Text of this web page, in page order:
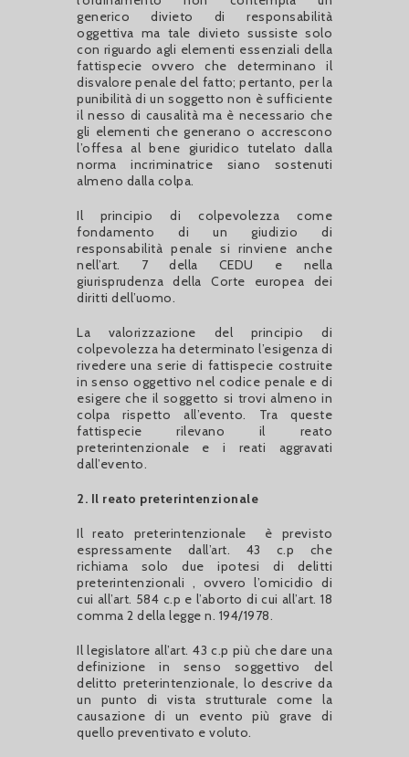
generico divieto di responsabilità
oggettiva ma tale divieto sussiste solo
con riguardo agli elementi essenziali della
fattispecie ovvero che determinano il
disvalore penale del fatto; pertanto, per la
punibilità di un soggetto non è sufficiente
il nesso di causalità ma è necessario che
gli elementi che generano o accrescono
l’offesa al bene giuridico tutelato dalla
norma incriminatrice siano sostenuti
almeno dalla colpa.
Il principio di colpevolezza come
fondamento di un giudizio di
responsabilità penale si rinviene anche
nell’art. 7 della CEDU e nella
giurisprudenza della Corte europea dei
diritti dell’uomo.
La valorizzazione del principio di
colpevolezza ha determinato l’esigenza di
rivedere una serie di fattispecie costruite
in senso oggettivo nel codice penale e di
esigere che il soggetto si trovi almeno in
colpa rispetto all’evento. Tra queste
fattispecie rilevano il reato
preterintenzionale e i reati aggravati
dall’evento.
2. Il reato preterintenzionale
Il reato preterintenzionale è previsto
espressamente dall’art. 43 c.p che
richiama solo due ipotesi di delitti
preterintenzionali , ovvero l’omicidio di
cui all’art. 584 c.p e l’aborto di cui all’art. 18
comma 2 della legge n. 194/1978.
Il legislatore all’art. 43 c.p più che dare una
definizione in senso soggettivo del
delitto preterintenzionale, lo descrive da
un punto di vista strutturale come la
causazione di un evento più grave di
quello preventivato e voluto.